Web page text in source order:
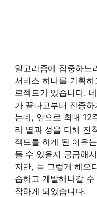
알고리즘에 집중하느
서비스 하나를 기획
로젝트가 있습니다.
가 끝나고부터 진중
는데, 앞으로 최대 12
라 열과 성을 다해 진
젝트를 하게 된 이유
들 수 있을지 궁금해
지만, 늘 그렇게 해오
습하고 개발해나갈
작하게 되었습니다.